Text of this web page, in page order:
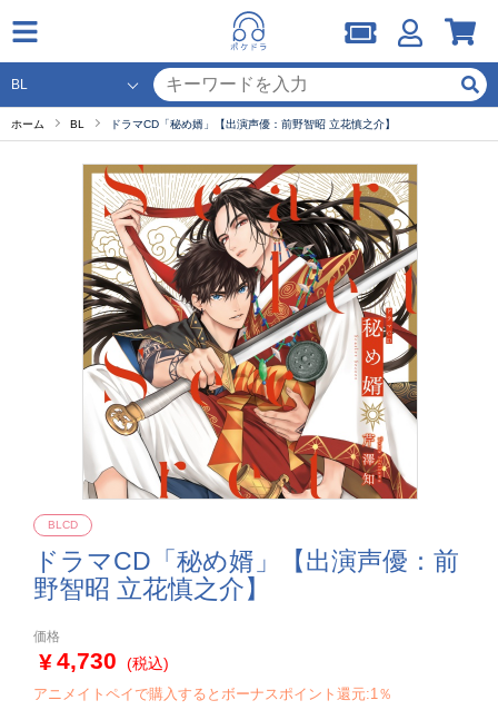
ホーム BL ドラマCD「秘め婿」【出演声優：前野智昭 立花慎之介】
ドラマCD「秘め婿」【出演声優：前
野智昭 立花慎之介】
BLCD
価格
4,730 (税込)
アニメイトペイで購入するとボーナスポイント還元:1％